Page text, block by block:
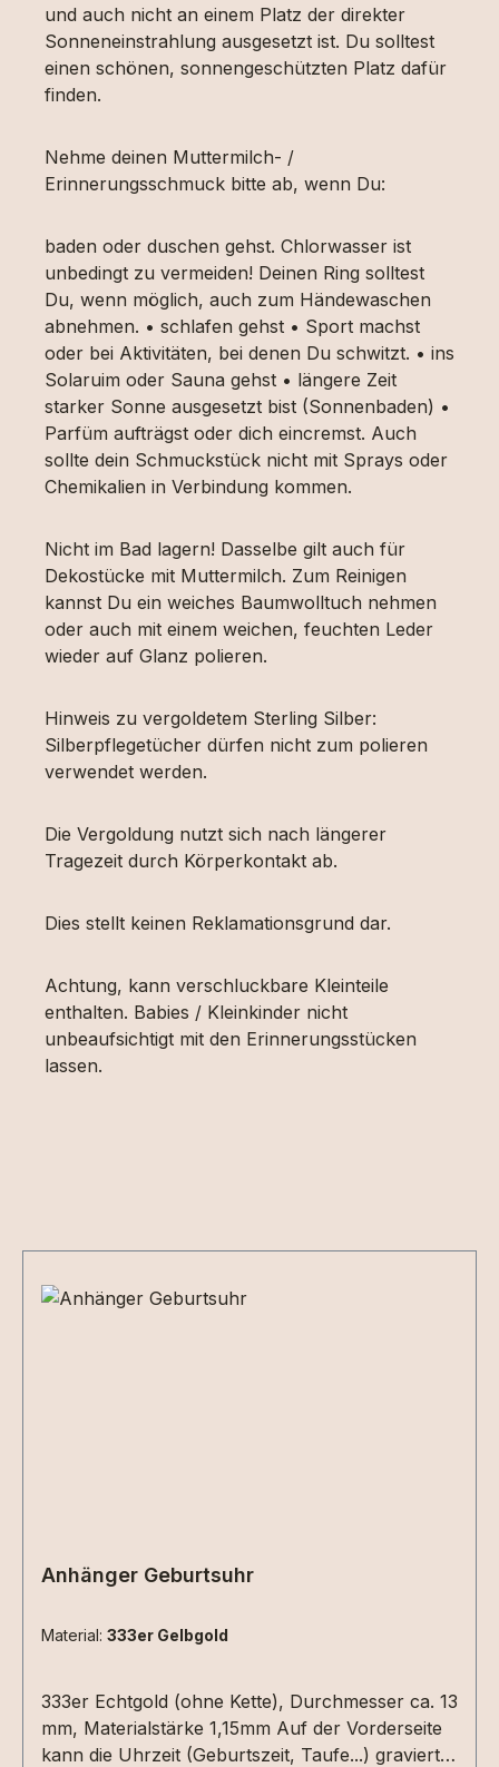
und auch nicht an einem Platz der direkter
Sonneneinstrahlung ausgesetzt ist. Du solltest
einen schönen, sonnengeschützten Platz dafür
finden.
Nehme deinen Muttermilch- /
Erinnerungsschmuck bitte ab, wenn Du:
baden oder duschen gehst. Chlorwasser ist
unbedingt zu vermeiden! Deinen Ring solltest
Du, wenn möglich, auch zum Händewaschen
abnehmen. • schlafen gehst • Sport machst
oder bei Aktivitäten, bei denen Du schwitzt. • ins
Solaruim oder Sauna gehst • längere Zeit
starker Sonne ausgesetzt bist (Sonnenbaden) •
Parfüm aufträgst oder dich eincremst. Auch
sollte dein Schmuckstück nicht mit Sprays oder
Chemikalien in Verbindung kommen.
Nicht im Bad lagern! Dasselbe gilt auch für
Dekostücke mit Muttermilch. Zum Reinigen
kannst Du ein weiches Baumwolltuch nehmen
oder auch mit einem weichen, feuchten Leder
wieder auf Glanz polieren.
Hinweis zu vergoldetem Sterling Silber:
Silberpflegetücher dürfen nicht zum polieren
verwendet werden.
Die Vergoldung nutzt sich nach längerer
Tragezeit durch Körperkontakt ab.
Dies stellt keinen Reklamationsgrund dar.
Achtung, kann verschluckbare Kleinteile
enthalten. Babies / Kleinkinder nicht
unbeaufsichtigt mit den Erinnerungsstücken
lassen.
Anhänger Geburtsuhr
Material: 333er Gelbgold
333er Echtgold (ohne Kette), Durchmesser ca. 13
mm, Materialstärke 1,15mm Auf der Vorderseite
kann die Uhrzeit (Geburtszeit, Taufe...) graviert